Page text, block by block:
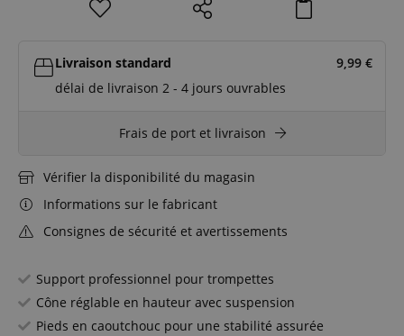
Support professionnel pour trompettes
Cône réglable en hauteur avec suspension
Pieds en caoutchouc pour une stabilité assurée
Livraison standard 9,99 €
délai de livraison 2 - 4 jours ouvrables
Frais de port et livraison
Vérifier la disponibilité du magasin
Informations sur le fabricant
Consignes de sécurité et avertissements